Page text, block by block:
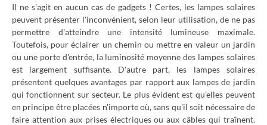
Il ne s'agit en aucun cas de gadgets ! Certes, les lampes solaires
peuvent présenter l'inconvénient, selon leur utilisation, de ne pas
permettre d'atteindre une intensité lumineuse maximale.
Toutefois, pour éclairer un chemin ou mettre en valeur un jardin
ou une porte d'entrée, la luminosité moyenne des lampes solaires
est largement suffisante. D'autre part, les lampes solaires
présentent quelques avantages par rapport aux lampes de jardin
qui fonctionnent sur secteur. Le plus évident est qu'elles peuvent
en principe être placées n'importe où, sans qu'il soit nécessaire de
faire attention aux prises électriques ou aux câbles qui traînent.